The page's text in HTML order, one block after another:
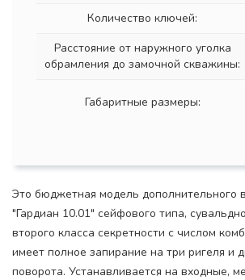
Количество ключей:
Расстояние от наружного уголка
обрамления до замочной скважины:
Габаритные размеры:
Это бюджетная модель дополнительного
"Гардиан 10.01" сейфового типа,
второго класса секретности с числом
имеет полное запирание на три ригеля и
поворота. Устанавливается на входные,